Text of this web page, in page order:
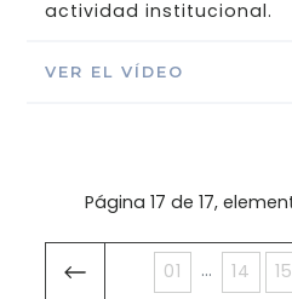
actividad institucional.
VER EL VÍDEO
Página 17 de 17,
01 ... 14 15